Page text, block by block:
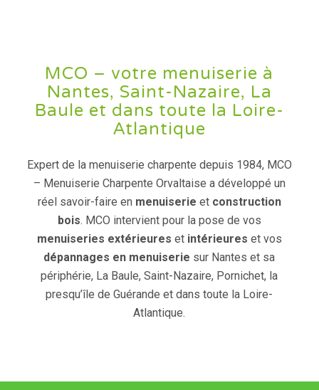
MCO – votre menuiserie à
Nantes, Saint-Nazaire, La
Baule et dans toute la Loire-
Atlantique
Expert de la menuiserie charpente depuis 1984, MCO
– Menuiserie Charpente Orvaltaise a développé un
réel savoir-faire en menuiserie et construction
bois. MCO intervient pour la pose de vos
menuiseries extérieures et intérieures et vos
dépannages en menuiserie sur Nantes et sa
périphérie, La Baule, Saint-Nazaire, Pornichet, la
presqu’île de Guérande et dans toute la Loire-
Atlantique.